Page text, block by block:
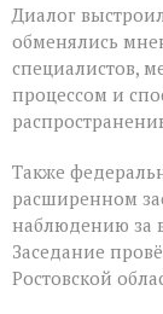
Диалог
обменялись
специалистов,
процессом и
Также
расширенном
наблюдению за
Заседание
Ростовской